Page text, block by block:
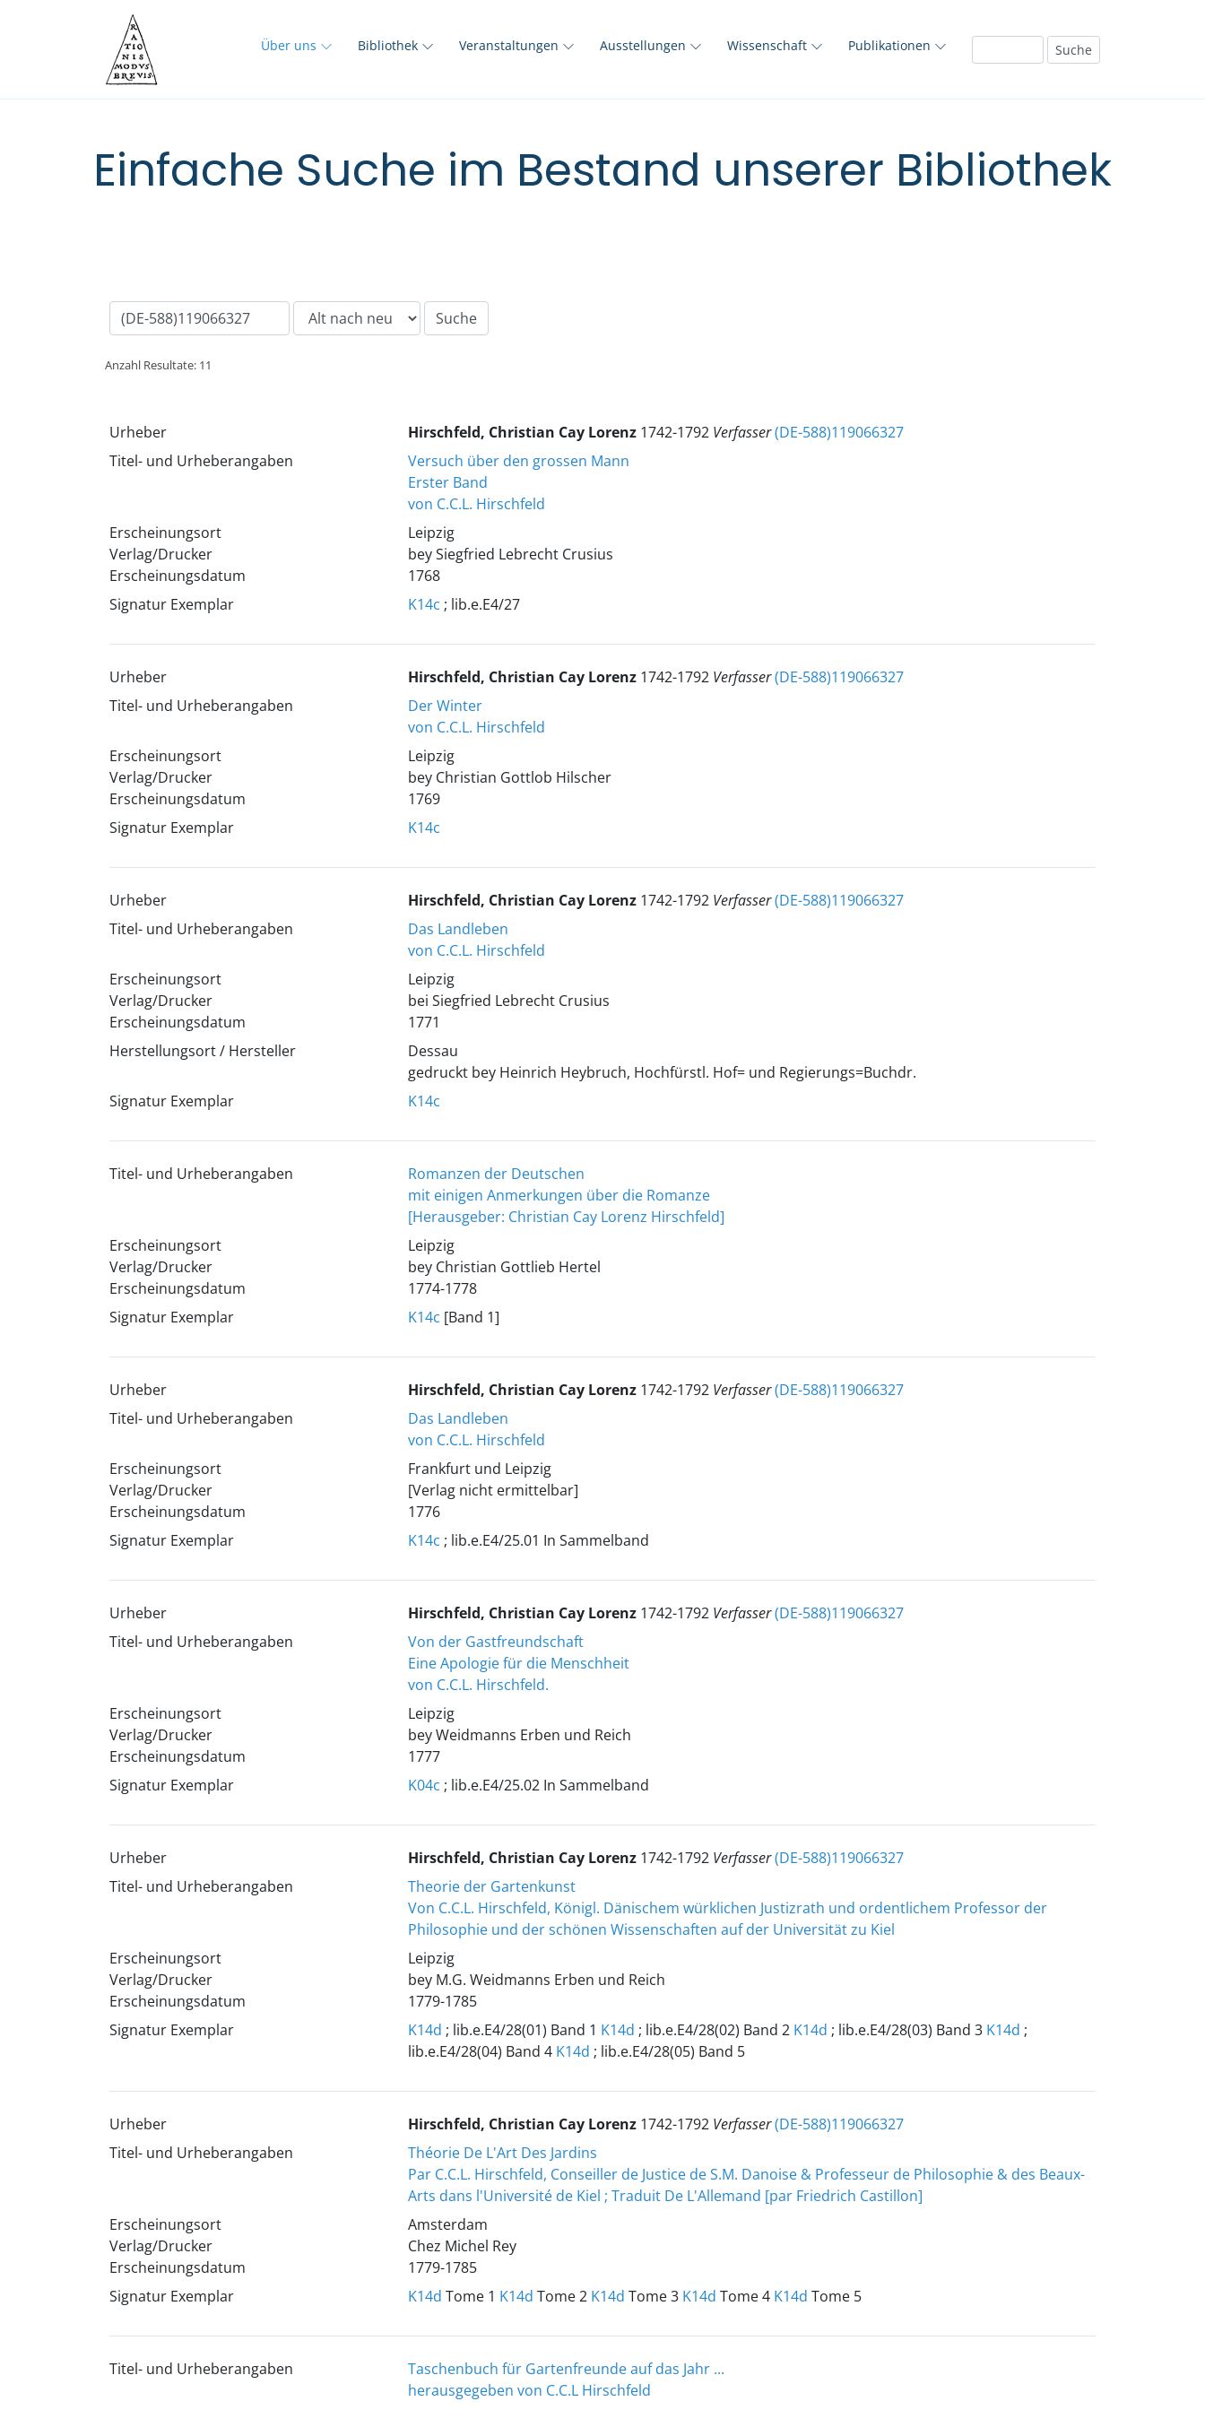
Über uns Bibliothek Veranstaltungen Ausstellungen Wissenschaft Publikationen
Einfache Suche im Bestand unserer Bibliothek
Anzahl Resultate: 11
Urheber Hirschfeld, Christian Cay Lorenz 1742-1792 Verfasser(DE-588)119066327
Titel- und Urheberangaben
Versuch über den grossen Mann
Erster Band
von C.C.L. Hirschfeld
Erscheinungsort
Verlag/Drucker
Erscheinungsdatum
Leipzig
bey Siegfried Lebrecht Crusius
1768
Signatur Exemplar
K14c ; lib.e.E4/27
Urheber Hirschfeld, Christian Cay Lorenz 1742-1792 Verfasser(DE-588)119066327
Titel- und Urheberangaben
Der Winter
von C.C.L. Hirschfeld
Erscheinungsort
Verlag/Drucker
Erscheinungsdatum
Leipzig
bey Christian Gottlob Hilscher
1769
Signatur Exemplar
K14c
Urheber Hirschfeld, Christian Cay Lorenz 1742-1792 Verfasser(DE-588)119066327
Titel- und Urheberangaben
Das Landleben
von C.C.L. Hirschfeld
Erscheinungsort
Verlag/Drucker
Erscheinungsdatum
Leipzig
bei Siegfried Lebrecht Crusius
1771
Herstellungsort / Hersteller
Dessau
gedruckt bey Heinrich Heybruch, Hochfürstl. Hof= und Regierungs=Buchdr.
Signatur Exemplar
K14c
Titel- und Urheberangaben
Romanzen der Deutschen
mit einigen Anmerkungen über die Romanze
[Herausgeber: Christian Cay Lorenz Hirschfeld]
Erscheinungsort
Verlag/Drucker
Erscheinungsdatum
Leipzig
bey Christian Gottlieb Hertel
1774-1778
Signatur Exemplar
K14c [Band 1]
Urheber Hirschfeld, Christian Cay Lorenz 1742-1792 Verfasser(DE-588)119066327
Titel- und Urheberangaben
Das Landleben
von C.C.L. Hirschfeld
Erscheinungsort
Verlag/Drucker
Erscheinungsdatum
Frankfurt und Leipzig
[Verlag nicht ermittelbar]
1776
Signatur Exemplar
K14c ; lib.e.E4/25.01 In Sammelband
Urheber Hirschfeld, Christian Cay Lorenz 1742-1792 Verfasser(DE-588)119066327
Titel- und Urheberangaben
Von der Gastfreundschaft
Eine Apologie für die Menschheit
von C.C.L. Hirschfeld.
Erscheinungsort
Verlag/Drucker
Erscheinungsdatum
Leipzig
bey Weidmanns Erben und Reich
1777
Signatur Exemplar
K04c ; lib.e.E4/25.02 In Sammelband
Urheber Hirschfeld, Christian Cay Lorenz 1742-1792 Verfasser(DE-588)119066327
Titel- und Urheberangaben
Theorie der Gartenkunst
Von C.C.L. Hirschfeld, Königl. Dänischem würklichen Justizrath und ordentlichem Professor der
Philosophie und der schönen Wissenschaften auf der Universität zu Kiel
Erscheinungsort
Verlag/Drucker
Erscheinungsdatum
Leipzig
bey M.G. Weidmanns Erben und Reich
1779-1785
Signatur Exemplar
K14d ; lib.e.E4/28(01) Band 1 K14d ; lib.e.E4/28(02) Band 2 K14d ; lib.e.E4/28(03) Band 3 K14d ;
lib.e.E4/28(04) Band 4 K14d ; lib.e.E4/28(05) Band 5
Urheber Hirschfeld, Christian Cay Lorenz 1742-1792 Verfasser(DE-588)119066327
Titel- und Urheberangaben
Théorie De L'Art Des Jardins
Par C.C.L. Hirschfeld, Conseiller de Justice de S.M. Danoise & Professeur de Philosophie & des Beaux-
Arts dans l'Université de Kiel ; Traduit De L'Allemand [par Friedrich Castillon]
Erscheinungsort
Verlag/Drucker
Erscheinungsdatum
Amsterdam
Chez Michel Rey
1779-1785
Signatur Exemplar
K14d Tome 1 K14d Tome 2 K14d Tome 3 K14d Tome 4 K14d Tome 5
Titel- und Urheberangaben
Taschenbuch für Gartenfreunde auf das Jahr ...
herausgegeben von C.C.L Hirschfeld